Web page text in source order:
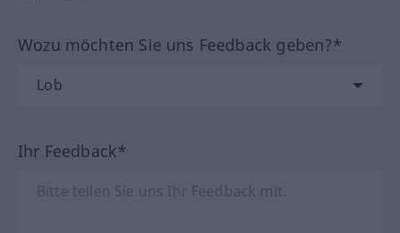
Wozu möchten Sie uns Feedback geben?*
Ihr Feedback*